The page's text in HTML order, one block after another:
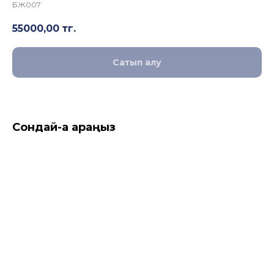
БЖ007
55000,00 тг.
Сатып алу
Сондай-ақ қараңыз